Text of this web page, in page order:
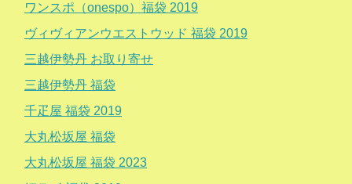
ワンスポ（onespo）福袋 2019
ヴィヴィアンウエストウッド 福袋 2019
三越伊勢丹 お取り寄せ
三越伊勢丹 福袋
千疋屋 福袋 2019
大丸松坂屋 福袋
大丸松坂屋 福袋 2023